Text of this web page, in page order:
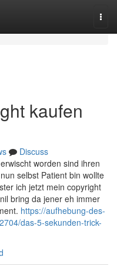
kaufen
Discuss
worden sind ihren
selbst Patient bin wollte
ich jetzt mein copyright
bring da jener eh immer
https://aufhebung-des-
das-5-sekunden-trick-